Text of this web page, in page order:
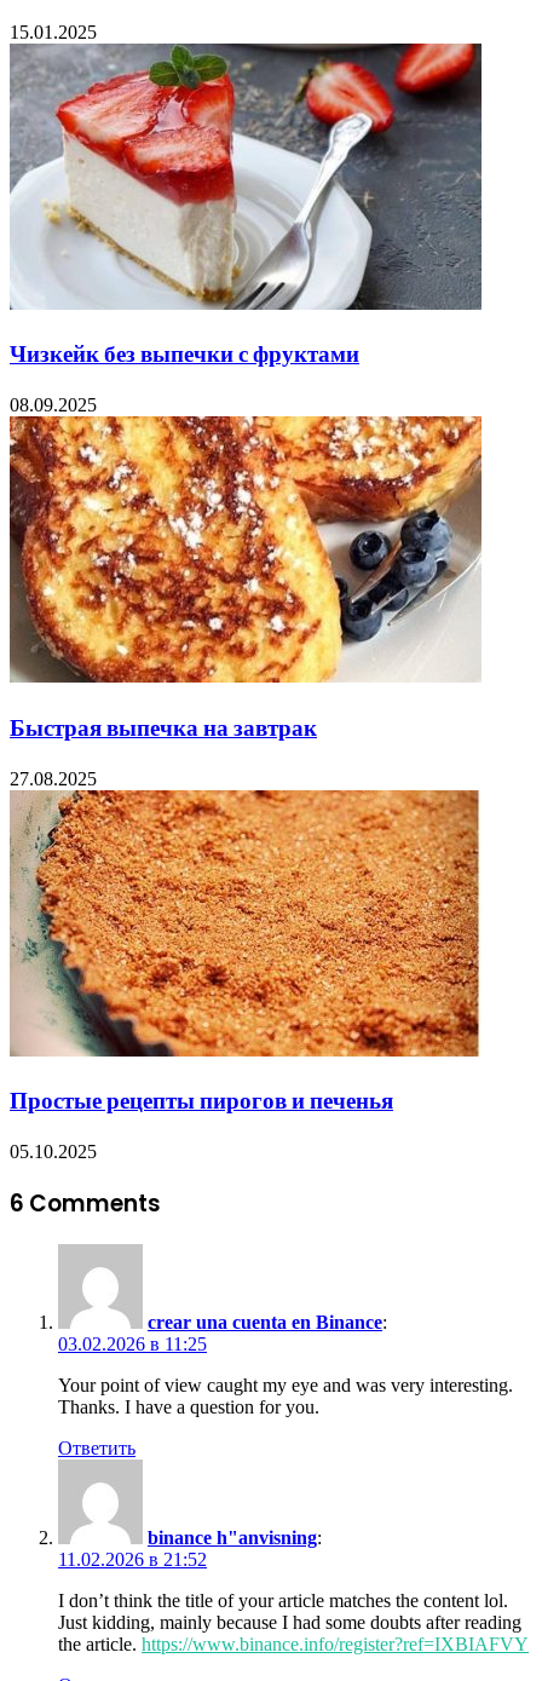
15.01.2025
Чизкейк без выпечки с фруктами
08.09.2025
Быстрая выпечка на завтрак
27.08.2025
Простые рецепты пирогов и печенья
05.10.2025
6 Comments
crear una cuenta en Binance:
03.02.2026 в 11:25
Your point of view caught my eye and was very interesting.
Thanks. I have a question for you.
Ответить
binance h"anvisning:
11.02.2026 в 21:52
I don’t think the title of your article matches the content lol.
Just kidding, mainly because I had some doubts after reading
the article. https://www.binance.info/register?ref=IXBIAFVY